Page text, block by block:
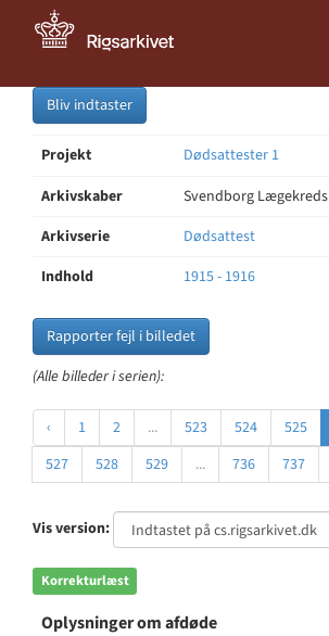
Bliv indtaster
Projekt
Dødsattester 1
Arkivskaber
Svendborg Lægekreds
Arkivserie
Dødsattest
Indhold
1915 - 1916
Rapporter fejl i billedet
(Alle billeder i serien):
‹ 1 2 ... 523 524 525
527
528 529 ... 736 737
Vis version:
Korrekturlæst
Oplysninger om afdøde